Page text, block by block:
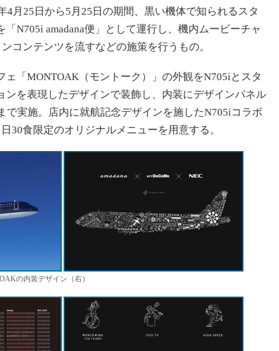
月25日から5月25日の期間、黒い機体で知られるスタ
N705i amadana便」として運行し、機内ムービーチャ
コンテンツを流すなどの施策を行うもの。
「MONTOAK（モントーク）」の外観をN705iとスタ
ンを表現したデザインで装飾し、内装にデザインパネル
で実施。店内に就航記念デザインを施したN705iコラボ
30食限定のオリジナルメニューを用意する。
の内装デザイン（右）